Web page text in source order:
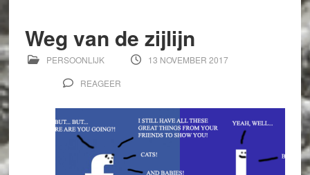
Weg van de zijlijn
PERSOONLIJK
13 NOVEMBER 2017
REAGEER